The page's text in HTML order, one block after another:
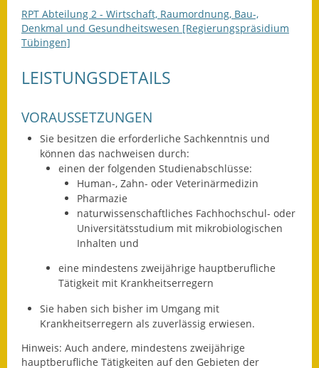
Dienstleistungen
Fundbehörde
Sitzungsberichte 2015
Sitzungsberichte 2016
Sitzungsberichte 2018
Sitzungsberichte 2020
Gemeindeverwaltung
Haushalt & Finanzen
RPT Abteilung 2 - Wirtschaft, Raumordnung, Bau-,
Denkmal und Gesundheitswesen [Regierungspräsidium
Tübingen]
LEISTUNGSDETAILS
VORAUSSETZUNGEN
Sie besitzen die erforderliche Sachkenntnis und
können das nachweisen durch:
einen der folgenden Studienabschlüsse:
Human-, Zahn- oder Veterinärmedizin
Pharmazie
naturwissenschaftliches Fachhochschul- oder
Universitätsstudium mit mikrobiologischen
Inhalten und
eine mindestens zweijährige hauptberufliche
Tätigkeit mit Krankheitserregern
Sie haben sich bisher im Umgang mit
Krankheitserregern als zuverlässig erwiesen.
Hinweis: Auch andere, mindestens zweijährige
hauptberufliche Tätigkeiten auf den Gebieten der